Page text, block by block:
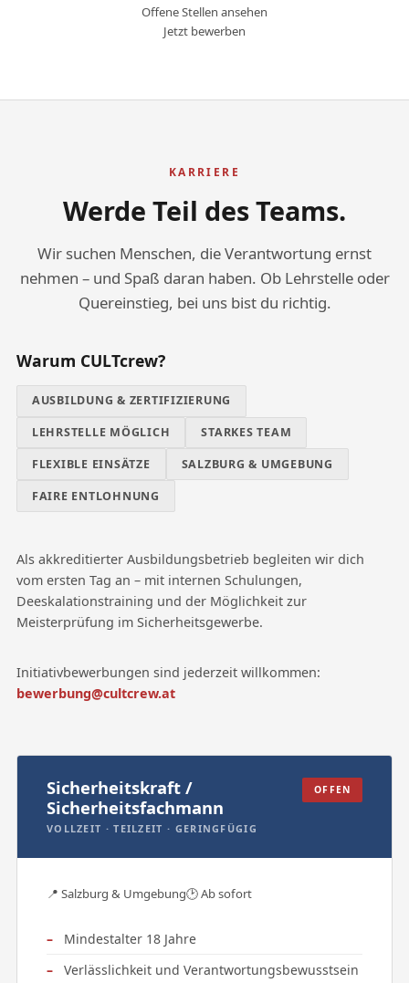
Offene Stellen ansehen
Jetzt bewerben
KARRIERE
Werde Teil des Teams.
Wir suchen Menschen, die Verantwortung ernst
nehmen – und Spaß daran haben. Ob Lehrstelle oder
Quereinstieg, bei uns bist du richtig.
Warum CULTcrew?
AUSBILDUNG & ZERTIFIZIERUNG
LEHRSTELLE MÖGLICH STARKES TEAM
FLEXIBLE EINSÄTZE SALZBURG & UMGEBUNG
FAIRE ENTLOHNUNG
Als akkreditierter Ausbildungsbetrieb begleiten wir dich
vom ersten Tag an – mit internen Schulungen,
Deeskalationstraining und der Möglichkeit zur
Meisterprüfung im Sicherheitsgewerbe.
Initiativbewerbungen sind jederzeit willkommen:
bewerbung@cultcrew.at
Sicherheitskraft /
Sicherheitsfachmann
VOLLZEIT · TEILZEIT · GERINGFÜGIG
OFFEN
📍 Salzburg & Umgebung🕑 Ab sofort
Mindestalter 18 Jahre
Verlässlichkeit und Verantwortungsbewusstsein